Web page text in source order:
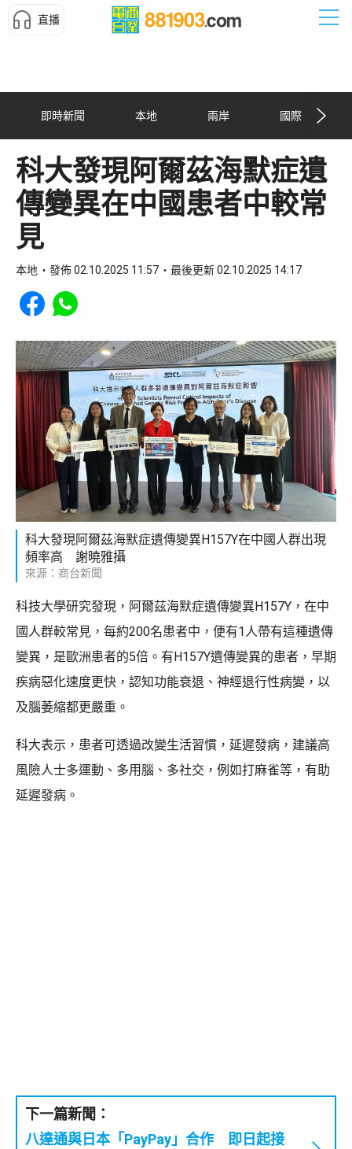
直播
即時新聞 本地 兩岸 國際
科大發現阿爾茲海默症遺
傳變異在中國患者中較常
見
本地 發佈 02.10.2025 11:57 最後更新 02.10.2025 14:17
Share to Facebook
Share to WhatsApp
科大發現阿爾茲海默症遺傳變異H157Y在中國人群出現
頻率高 謝曉雅攝
來源：商台新聞
科技大學研究發現，阿爾茲海默症遺傳變異H157Y，在中
國人群較常見，每約200名患者中，便有1人帶有這種遺傳
變異，是歐洲患者的5倍。有H157Y遺傳變異的患者，早期
疾病惡化速度更快，認知功能衰退、神經退行性病變，以
及腦萎縮都更嚴重。
科大表示，患者可透過改變生活習慣，延遲發病，建議高
風險人士多運動、多用腦、多社交，例如打麻雀等，有助
延遲發病。
下一篇新聞：
八達通與日本「PayPay」合作 即日起接